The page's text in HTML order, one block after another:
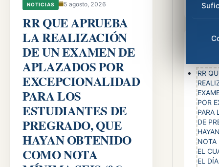
NOTICIAS 5 agosto, 2026
RR QUE APRUEBA
LA REALIZACIÓN
DE UN EXAMEN DE
APLAZADOS POR
EXCEPCIONALIDAD
PARA LOS
ESTUDIANTES DE
PREGRADO, QUE
HAYAN OBTENIDO
COMO NOTA
sitio
RR
POR
PARA
DE
NOTA
EL
EL